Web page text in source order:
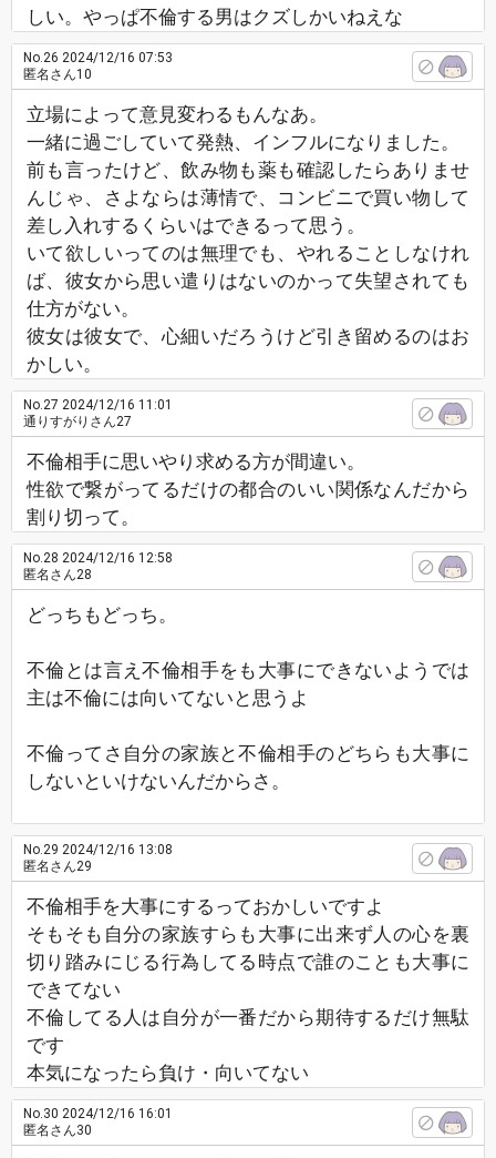
しい。やっぱ不倫する男はクズしかいねえな
No.26 2024/12/16 07:53
匿名さん10
立場によって意見変わるもんなあ。
一緒に過ごしていて発熱、インフルになりました。
前も言ったけど、飲み物も薬も確認したらありませ
んじゃ、さよならは薄情で、コンビニで買い物して
差し入れするくらいはできるって思う。
いて欲しいってのは無理でも、やれることしなけれ
ば、彼女から思い遣りはないのかって失望されても
仕方がない。
彼女は彼女で、心細いだろうけど引き留めるのはお
かしい。
No.27 2024/12/16 11:01
通りすがりさん27
不倫相手に思いやり求める方が間違い。
性欲で繋がってるだけの都合のいい関係なんだから
割り切って。
No.28 2024/12/16 12:58
匿名さん28
どっちもどっち。
不倫とは言え不倫相手をも大事にできないようでは
主は不倫には向いてないと思うよ
不倫ってさ自分の家族と不倫相手のどちらも大事に
しないといけないんだからさ。
No.29 2024/12/16 13:08
匿名さん29
不倫相手を大事にするっておかしいですよ
そもそも自分の家族すらも大事に出来ず人の心を裏
切り踏みにじる行為してる時点で誰のことも大事に
できてない
不倫してる人は自分が一番だから期待するだけ無駄
です
本気になったら負け・向いてない
No.30 2024/12/16 16:01
匿名さん30